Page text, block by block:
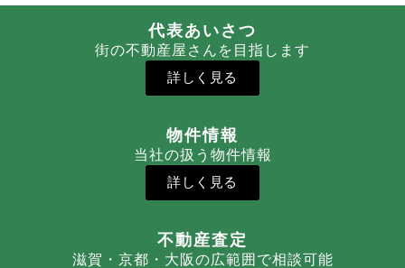
代表あいさつ
街の不動産屋さんを目指します
詳しく見る
物件情報
当社の扱う物件情報
詳しく見る
不動産査定
滋賀・京都・大阪の広範囲で相談可能